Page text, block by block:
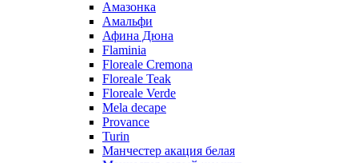
Амазонка
Амальфи
Афина Дюна
Flaminia
Floreale Cremona
Floreale Teak
Floreale Verde
Mela decape
Provance
Turin
Манчестер акация белая